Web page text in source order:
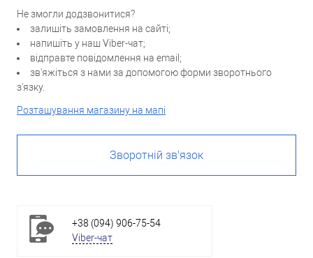
Не змогли додзвонитися?
залишіть замовлення на сайті;
напишіть у наш Viber-чат;
відправте повідомлення на email;
зв'яжіться з нами за допомогою форми зворотнього
з'язку.
Розташування магазину на мапі
Зворотній зв'язок
+38 (094) 906-75-54
Viber-чат